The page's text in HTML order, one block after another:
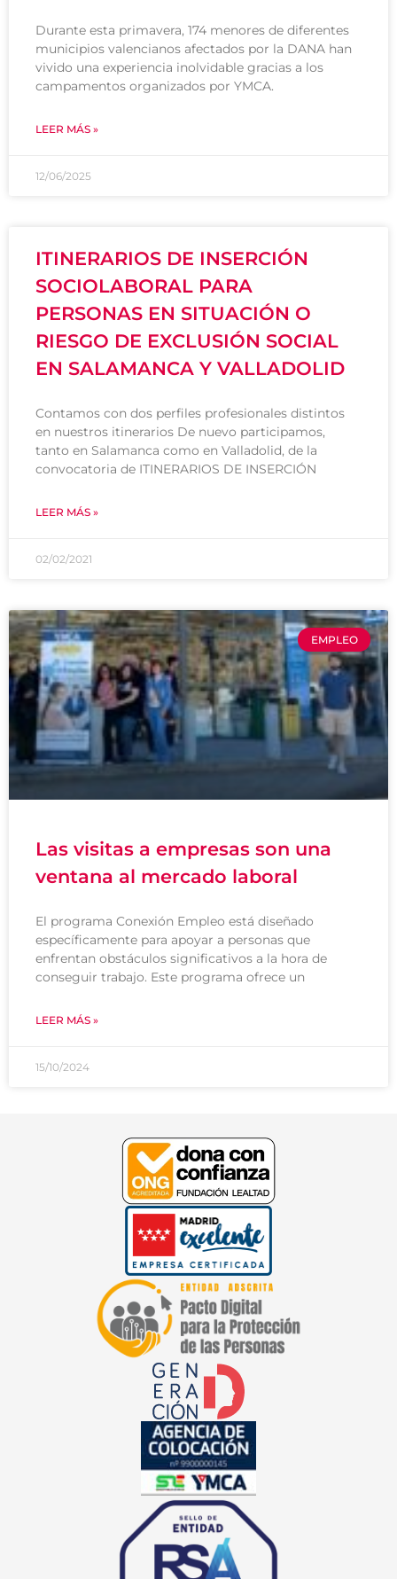
Durante esta primavera, 174 menores de diferentes
municipios valencianos afectados por la DANA han
vivido una experiencia inolvidable gracias a los
campamentos organizados por YMCA.
LEER MÁS »
12/06/2025
ITINERARIOS DE INSERCIÓN
SOCIOLABORAL PARA
PERSONAS EN SITUACIÓN O
RIESGO DE EXCLUSIÓN SOCIAL
EN SALAMANCA Y VALLADOLID
Contamos con dos perfiles profesionales distintos
en nuestros itinerarios De nuevo participamos,
tanto en Salamanca como en Valladolid, de la
convocatoria de ITINERARIOS DE INSERCIÓN
LEER MÁS »
02/02/2021
EMPLEO
Las visitas a empresas son una
ventana al mercado laboral
El programa Conexión Empleo está diseñado
específicamente para apoyar a personas que
enfrentan obstáculos significativos a la hora de
conseguir trabajo. Este programa ofrece un
LEER MÁS »
15/10/2024